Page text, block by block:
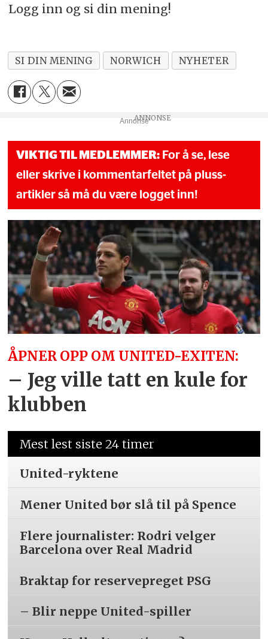
Logg inn og si din mening!
SI DIN MENING NORWICH NYHETER
Annonse
VIKTIG TIL MEDLEMMER: For å se, lese
eller skrive i kommentarfeltet på pluss-
artikler så må du være logget inn!
ÅPNER OPP OM UNITED-EXITEN:
– Jeg ville tatt en kule for
klubben
Mest lest siste 24 timer
United-ryktene
Mener United bør slå til på Spence
Flere journalister: Rodri velger
Barcelona over Real Madrid
Braktap for reservepreget PSG
– Blir neppe United-spiller